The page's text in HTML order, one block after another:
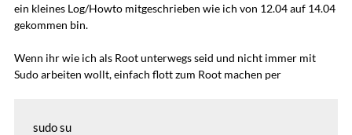
ein kleines Log/Howto mitgeschrieben wie ich von 12.04 auf 14.04
gekommen bin.
Wenn ihr wie ich als Root unterwegs seid und nicht immer mit
Sudo arbeiten wollt, einfach flott zum Root machen per
sudo su